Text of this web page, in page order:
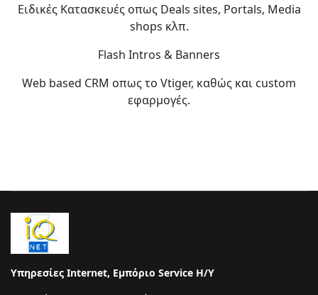
Ειδικές Κατασκευές οπως Deals sites, Portals, Media
shops κλπ.
Flash Intros & Banners
Web based CRM οπως το Vtiger, καθώς και custom
εφαρμογές.
Υπηρεσίες Internet, Εμπόριο Service Η/Υ